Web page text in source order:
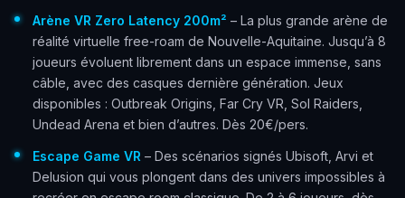
Arène VR Zero Latency 200m² – La plus grande arène de
réalité virtuelle free-roam de Nouvelle-Aquitaine. Jusqu’à 8
joueurs évoluent librement dans un espace immense, sans
câble, avec des casques dernière génération. Jeux
disponibles : Outbreak Origins, Far Cry VR, Sol Raiders,
Undead Arena et bien d’autres. Dès 20€/pers.
Escape Game VR – Des scénarios signés Ubisoft, Arvi et
Delusion qui vous plongent dans des univers impossibles à